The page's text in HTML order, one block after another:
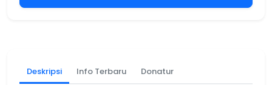
Deskripsi Info Terbaru Donatur